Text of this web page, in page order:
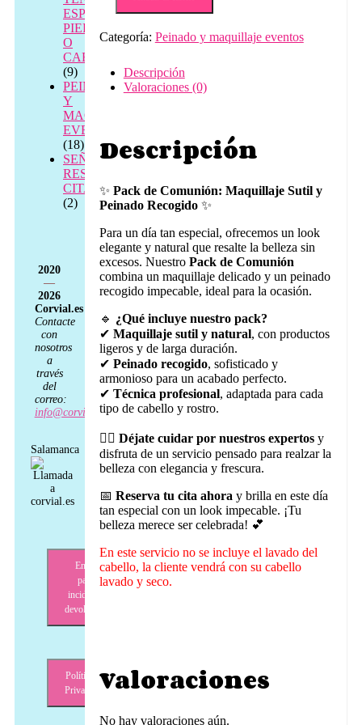
sutil
+
recogido
cantidad
Categoría: Peinado y maquillaje eventos
Descripción
Valoraciones (0)
Descripción
✨ Pack de Comunión: Maquillaje Sutil y
Peinado Recogido✨
Para un día tan especial, ofrecemos un look
elegante y natural que resalte la belleza sin
excesos. Nuestro Pack de Comunión
combina un maquillaje delicado y un peinado
recogido impecable, ideal para la ocasión.
🔹 ¿Qué incluye nuestro pack?
✔ Maquillaje sutil y natural, con productos
ligeros y de larga duración.
✔ Peinado recogido, sofisticado y
armonioso para un acabado perfecto.
✔ Técnica profesional, adaptada para cada
tipo de cabello y rostro.
💆‍♀️ Déjate cuidar por nuestros expertosy
disfruta de un servicio pensado para realzar la
belleza con elegancia y frescura.
📅 Reserva tu cita ahora y brilla en este día
tan especial con un look impecable. ¡Tu
belleza merece ser celebrada! 💕
En este servicio no se incluye el lavado del
cabello, la cliente vendrá con su cabello
lavado y seco.
Valoraciones
No hay valoraciones aún.
ESPALDA,
PIERNAS
O
CABEZA
(9)
PEINADO
Y
MAQUILLAJE
EVENTOS
(18)
SEÑAL
RESERVA
CITA
(2)
2020
—
2026
Corvial.es
Contacte
con
nosotros
a
través
del
correo:
info@corvial.es
Salamanca
Envíos,
pagos,
incidencias,
devoluciones
Política de
Privacidad